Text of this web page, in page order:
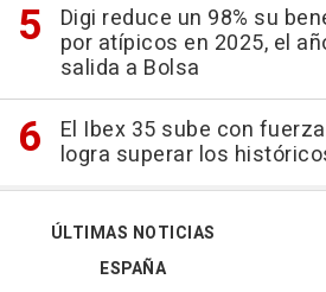
Digi reduce un 98% su
por atípicos en 2025, el
salida a Bolsa
El Ibex 35 sube con
logra superar los
ÚLTIMAS NOTICIAS
ESPAÑA